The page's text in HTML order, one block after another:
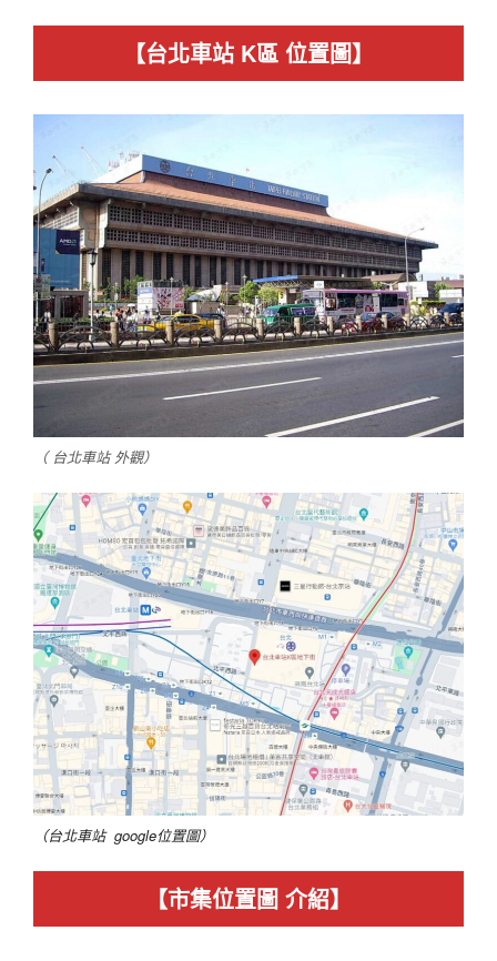
【台北車站 K區 位置圖】
（ 台北車站 外觀）
（台北車站 google位置圖）
【市集位置圖 介紹】